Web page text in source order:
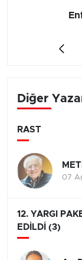
Diğer
RAST
07
12. YARGI
EDİLDİ (3)